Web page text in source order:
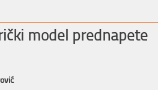
model prednapete